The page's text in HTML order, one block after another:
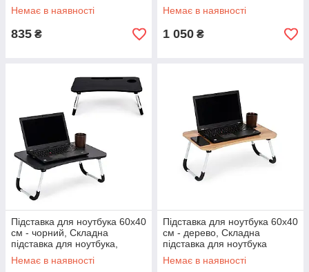
Немає в наявності
835 ₴
Немає в наявності
1 050 ₴
Підставка для ноутбука 60x40
см - чорний, Складна
підставка для ноутбука,
Регульована підставка для
ноутбука
Немає в наявності
Підставка для ноутбука 60x40
см - дерево, Складна
підставка для ноутбука
ModernHome
Немає в наявності